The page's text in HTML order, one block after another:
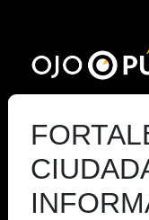
contenido
principal